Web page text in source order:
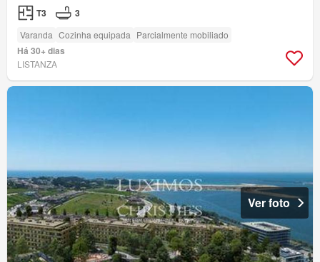
T3 3
Varanda Cozinha equipada Parcialmente mobiliado
Há 30+ dias
LISTANZA
Ver foto